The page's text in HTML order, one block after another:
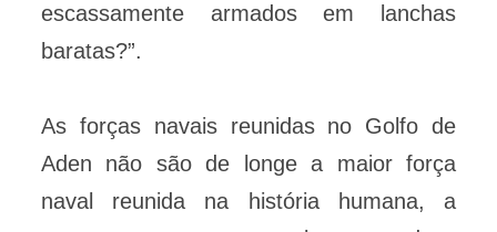
escassamente armados em lanchas
baratas?”.
As forças navais reunidas no Golfo de
Aden não são de longe a maior força
naval reunida na história humana, a